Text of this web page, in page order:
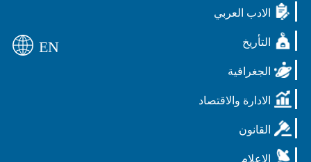
الادب العربي
التأريخ
الجغرافية
الادارة والاقتصاد
القانون
الاعلام
EN